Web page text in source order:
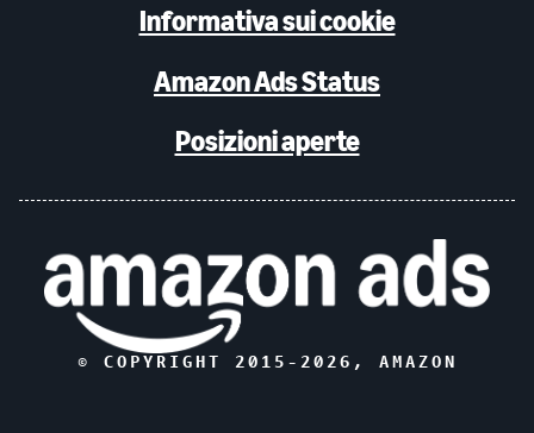
Informativa sui cookie
Amazon Ads Status
Posizioni aperte
© COPYRIGHT 2015- 2026 , AMAZON